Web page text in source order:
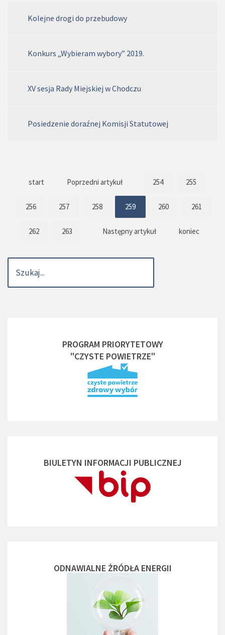
Kolejne drogi do przebudowy
Konkurs „Wybieram wybory” 2019.
XV sesja Rady Miejskiej w Chodczu
Posiedzenie doraźnej Komisji Statutowej
start Poprzedni artykuł 254 255
256 257 258 259 260 261
262 263 Następny artykuł koniec
PROGRAM PRIORYTETOWY
"CZYSTE POWIETRZE"
BIULETYN INFORMACJI PUBLICZNEJ
ODNAWIALNE ŻRÓDŁA ENERGII